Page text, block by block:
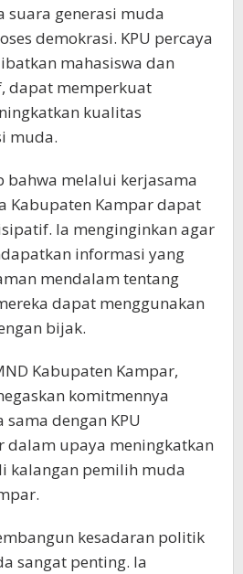
suara generasi muda
demokrasi. KPU percaya
mahasiswa dan
dapat memperkuat
kualitas
muda.
bahwa melalui kerjasama
Kabupaten Kampar dapat
Ia menginginkan agar
informasi yang
mendalam tentang
dapat menggunakan
bijak.
Kabupaten Kampar,
komitmennya
dengan KPU
dalam upaya meningkatkan
kalangan pemilih muda
kesadaran politik
sangat penting. Ia